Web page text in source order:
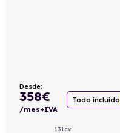
Desde:
358€
/mes+IVA
Todo incluido
131cv